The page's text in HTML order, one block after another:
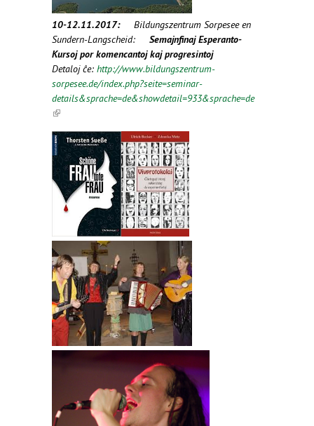
10-12.11.2017:Bildungszentrum Sorpesee en
Sundern-Langscheid:
SemajnfinajEsperanto-
Kursoj por komencantoj kaj progresintoj
Detaloj ĉe: http://www.bildungszentrum-
sorpesee.de/index.php?seite=seminar-
details&sprache=de&showdetail=933&sprache=de
(link is external)